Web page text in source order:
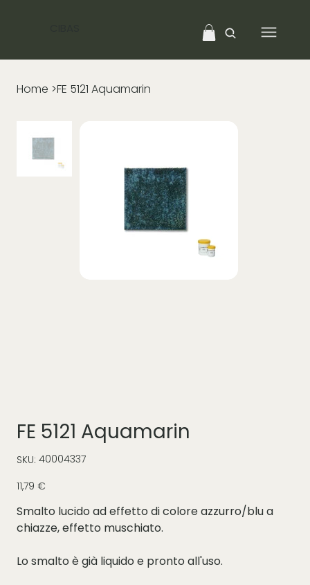
Home >FE 5121 Aquamarin
FE 5121 Aquamarin
SKU:
SKU
40004337
40004337
Prezzo
11,79 €
Smalto lucido ad effetto di colore azzurro/blu a
chiazze, effetto muschiato.
Lo smalto è già liquido e pronto all'uso.